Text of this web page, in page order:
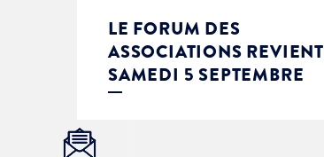
LE FORUM DES
ASSOCIATIONS REVIENT
SAMEDI 5 SEPTEMBRE